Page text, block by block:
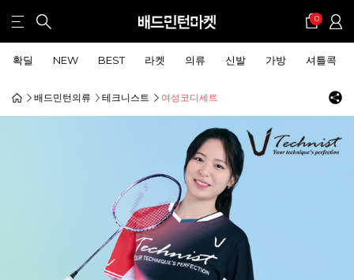
0
확딜 NEW BEST 라켓 의류 신발 가방 셔틀콕
배드민턴의류 테크니스트 여성코디세트